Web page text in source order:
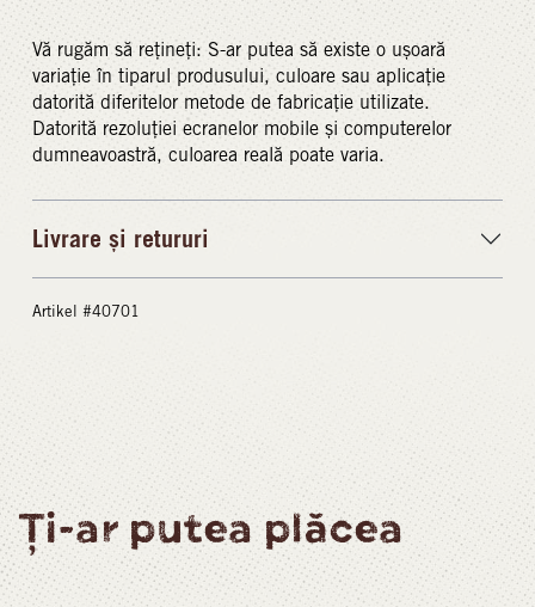
Vă rugăm să rețineți: S-ar putea să existe o ușoară
variație în tiparul produsului, culoare sau aplicație
datorită diferitelor metode de fabricație utilizate.
Datorită rezoluției ecranelor mobile și computerelor
dumneavoastră, culoarea reală poate varia.
Livrare și retururi
Artikel #40701
Ți-ar putea plăcea